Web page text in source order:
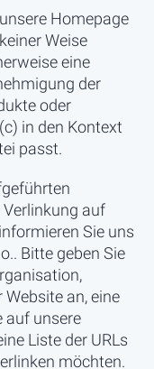
Homepage
Weise
eine
der
oder
in den Kontext
passt.
auf
Sie uns
Bitte geben Sie
an, eine
auf unsere
Liste der URLs
möchten.